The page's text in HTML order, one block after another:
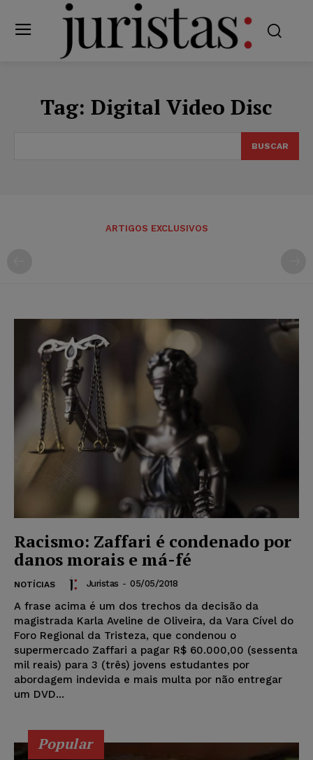
Tag: Digital Video Disc
BUSCAR
ARTIGOS EXCLUSIVOS
Racismo: Zaffari é condenado por
danos morais e má-fé
NOTÍCIAS Juristas - 05/05/2018
A frase acima é um dos trechos da decisão da
magistrada Karla Aveline de Oliveira, da Vara Cível do
Foro Regional da Tristeza, que condenou o
supermercado Zaffari a pagar R$ 60.000,00 (sessenta
mil reais) para 3 (três) jovens estudantes por
abordagem indevida e mais multa por não entregar
um DVD...
Popular